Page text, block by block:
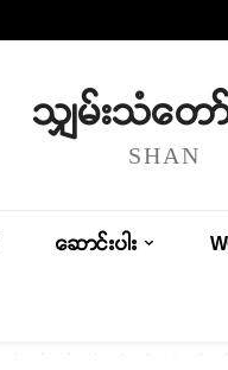
သျှမ်းသံတေ
SHAN
ဆောင်းပါး